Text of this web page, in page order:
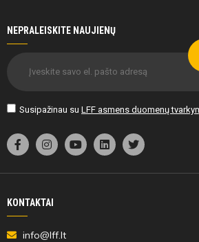
NEPRALEISKITE NAUJIENŲ
Susipažinau su LFF asmens duomenų
KONTAKTAI
info@lff.lt